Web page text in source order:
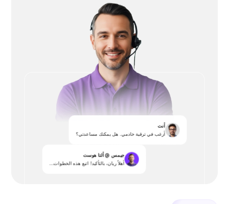
أنت
أرغب في ترقية خادمي. هل يمكنك مساعدتي؟
جيمس @ ألتا هوست
أهلاً ريان، بالتأكيد! اتبع هذه الخطوات...